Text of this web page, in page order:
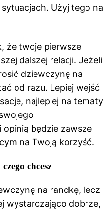
Użyj tego na
że twoje pierwsze
dalszej relacji. Jeżeli
dziewczynę na
od razu. Lepiej wejść
najlepiej na tematy
opinią będzie zawsze
na Twoją korzyść.
chcesz
na randkę, lecz
wystarczająco dobrze,